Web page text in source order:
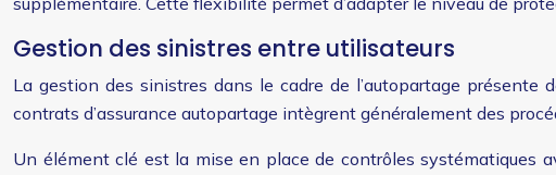
Gestion des sinistres entre utilisateurs
La gestion des sinistres dans le cadre de l’autopartage présente
contrats d’assurance autopartage intègrent généralement des
Un élément clé est la mise en place de contrôles systématiques